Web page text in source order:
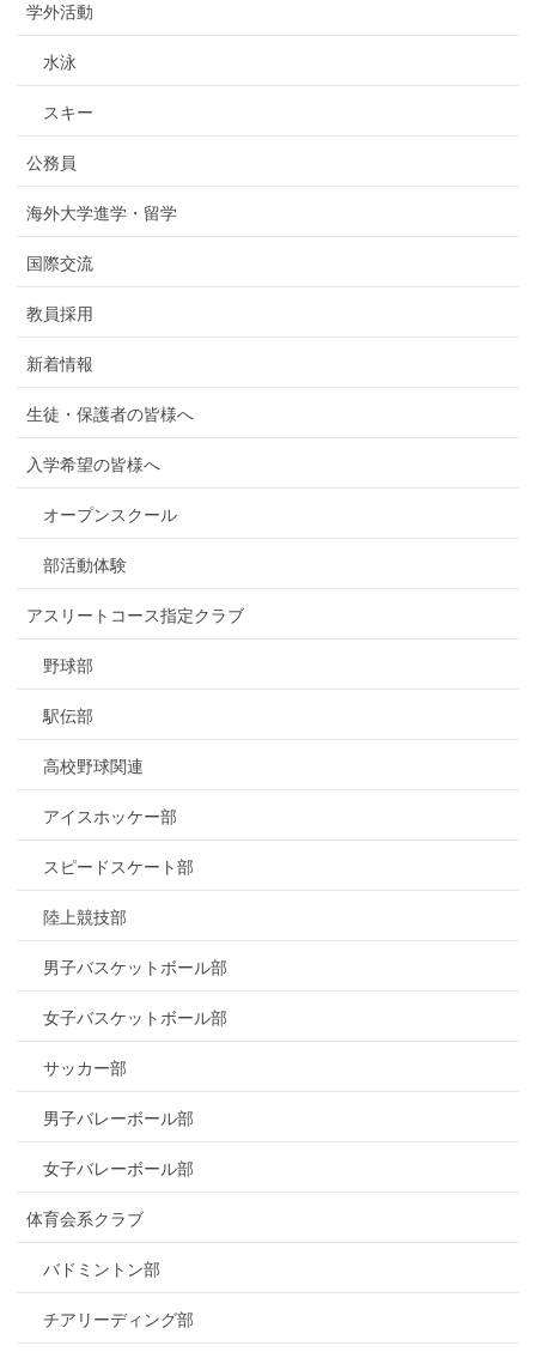
学外活動
水泳
スキー
公務員
海外大学進学・留学
国際交流
教員採用
新着情報
生徒・保護者の皆様へ
入学希望の皆様へ
オープンスクール
部活動体験
アスリートコース指定クラブ
野球部
駅伝部
高校野球関連
アイスホッケー部
スピードスケート部
陸上競技部
男子バスケットボール部
女子バスケットボール部
サッカー部
男子バレーボール部
女子バレーボール部
体育会系クラブ
バドミントン部
チアリーディング部